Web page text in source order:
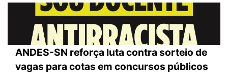
ANDES-SN reforça luta contra sorteio de
vagas para cotas em concursos públicos